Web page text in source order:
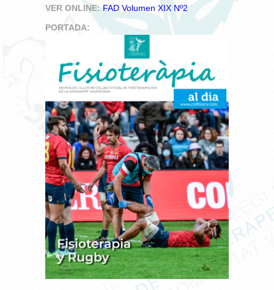
VER ONLINE:FAD Volumen XIX Nº2
PORTADA: